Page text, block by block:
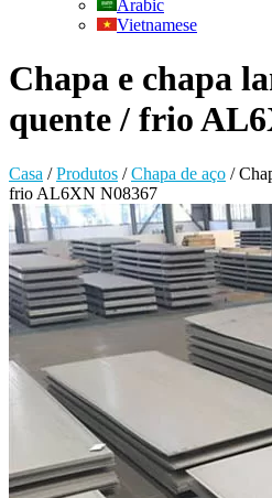
Arabic
Vietnamese
Chapa e chapa
quente / frio
Casa /Produtos /Chapa de aço /
frio AL6XN N08367